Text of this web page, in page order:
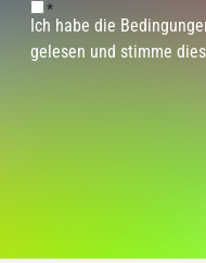
*
Ich habe die
gelesen und stimme